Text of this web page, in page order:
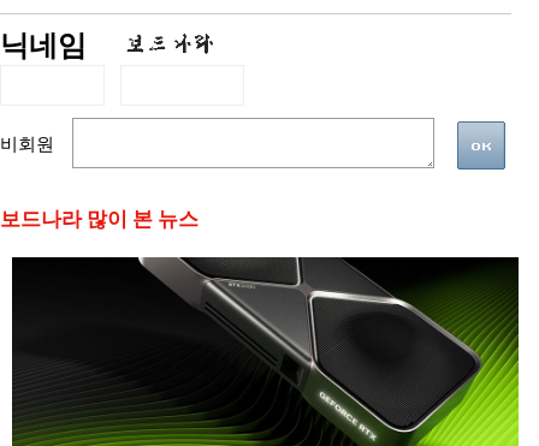
닉네임
비회원
보드나라 많이 본 뉴스